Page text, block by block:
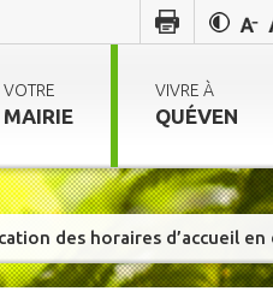
VOTRE
MAIRIE
VIVRE À
QUÉVEN
des horaires d’accueil